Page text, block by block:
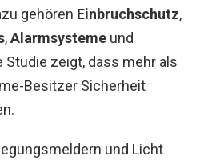
gehören Einbruchschutz,
,Alarmsysteme und
Studie zeigt, dass mehr als
Besitzer Sicherheit
und Licht